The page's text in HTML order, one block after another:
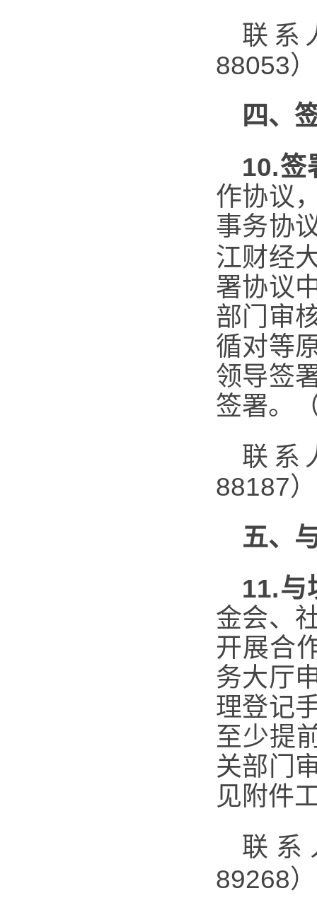
联系
88053
四、
10.签
作协议
事务协
江财经
署协议
部门审
循对等
领导签
签署。
联系
88187
五、
11.与
金会、
开展合
务大厅
理登记
至少提
关部门
见附件
联
89268）